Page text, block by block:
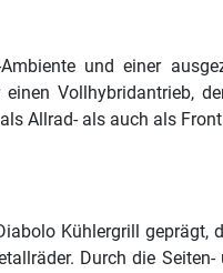
und einer
Vollhybridantrieb,
Allrad- als auch als
Kühlergrill
Durch die